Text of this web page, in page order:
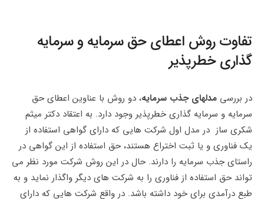
تفاوت روش اعطای حق سرمایه و سرمایه
گذاری خطرپذیر
در بررسی مدلهای جذب سرمایه، دو روش با عناوین اعطای حق
سرمایه و سرمایه گذاری خطرپذیر وجود دارد. به اعتقاد دکتر میثم
شکری ساز در مدل اول شرکت هایی که دارای گواهی استفاده از
یک فناوری و یا ثبت اختراع هستند، حق استفاده از این گواهی در
راستای جذب سرمایه را دارند. حال در این روش شرکت مورد نظر می
تواند حق استفاده از فناوری را به شرکت های دیگر واگذار نماید و به
طبع درآمدی برای خود داشته باشد. در واقع شرکت هایی که دارای